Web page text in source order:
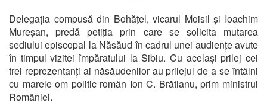
Delegația compusă din Bohățel, vicarul Moisil și Ioachim
Mureșan, predă petiția prin care se solicita mutarea
sediului episcopal la Năsăud în cadrul unei audiențe avute
în timpul vizitei împăratului la Sibiu. Cu același prilej cei
trei reprezentanți ai năsăudenilor au prilejul de a se întâlni
cu marele om politic român Ion C. Brătianu, prim ministrul
României.